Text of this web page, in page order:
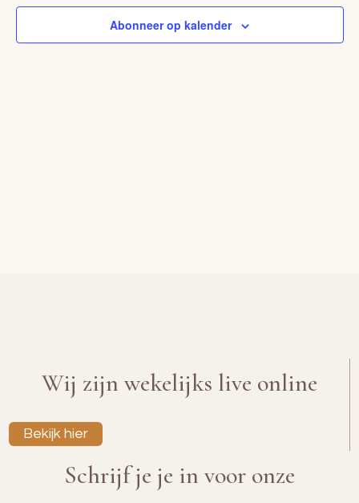
Abonneer op kalender
Wij zijn wekelijks live online
Bekijk hier
Schrijf je je in voor onze